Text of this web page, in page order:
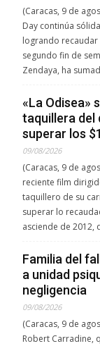
(Caracas, 9 de
Day continúa
logrando recaudar
segundo fin de
Zendaya, ha
«La Odisea»
taquillera del
superar los
09/08/2026
(Caracas, 9 de
reciente film
taquillero de su
superar lo
asciende de 2012,
Familia del
a unidad
negligencia
09/08/2026
(Caracas, 9 de
Robert Carradine,